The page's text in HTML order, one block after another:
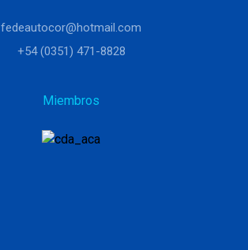
fedeautocor@hotmail.com
+54 (0351) 471-8828
Miembros